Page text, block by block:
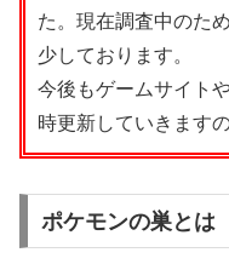
た。現在調査中のた
少しております。
今後もゲームサイト
時更新していきます
ポケモンの巣とは